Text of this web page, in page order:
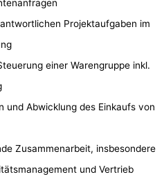
Projektaufgaben im
einer Warengruppe inkl.
und Abwicklung des Einkaufs von
Zusammenarbeit, insbesondere
und Vertrieb